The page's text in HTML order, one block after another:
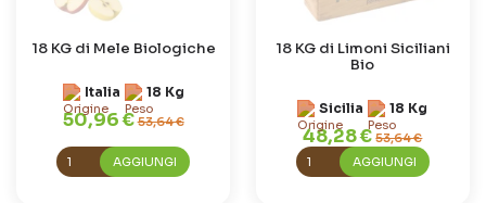
18 KG di Mele Biologiche
Italia 18 Kg
50,96 €53,64 €
AGGIUNGI
18 KG di Limoni Siciliani
Bio
Sicilia 18 Kg
48,28 €53,64 €
AGGIUNGI